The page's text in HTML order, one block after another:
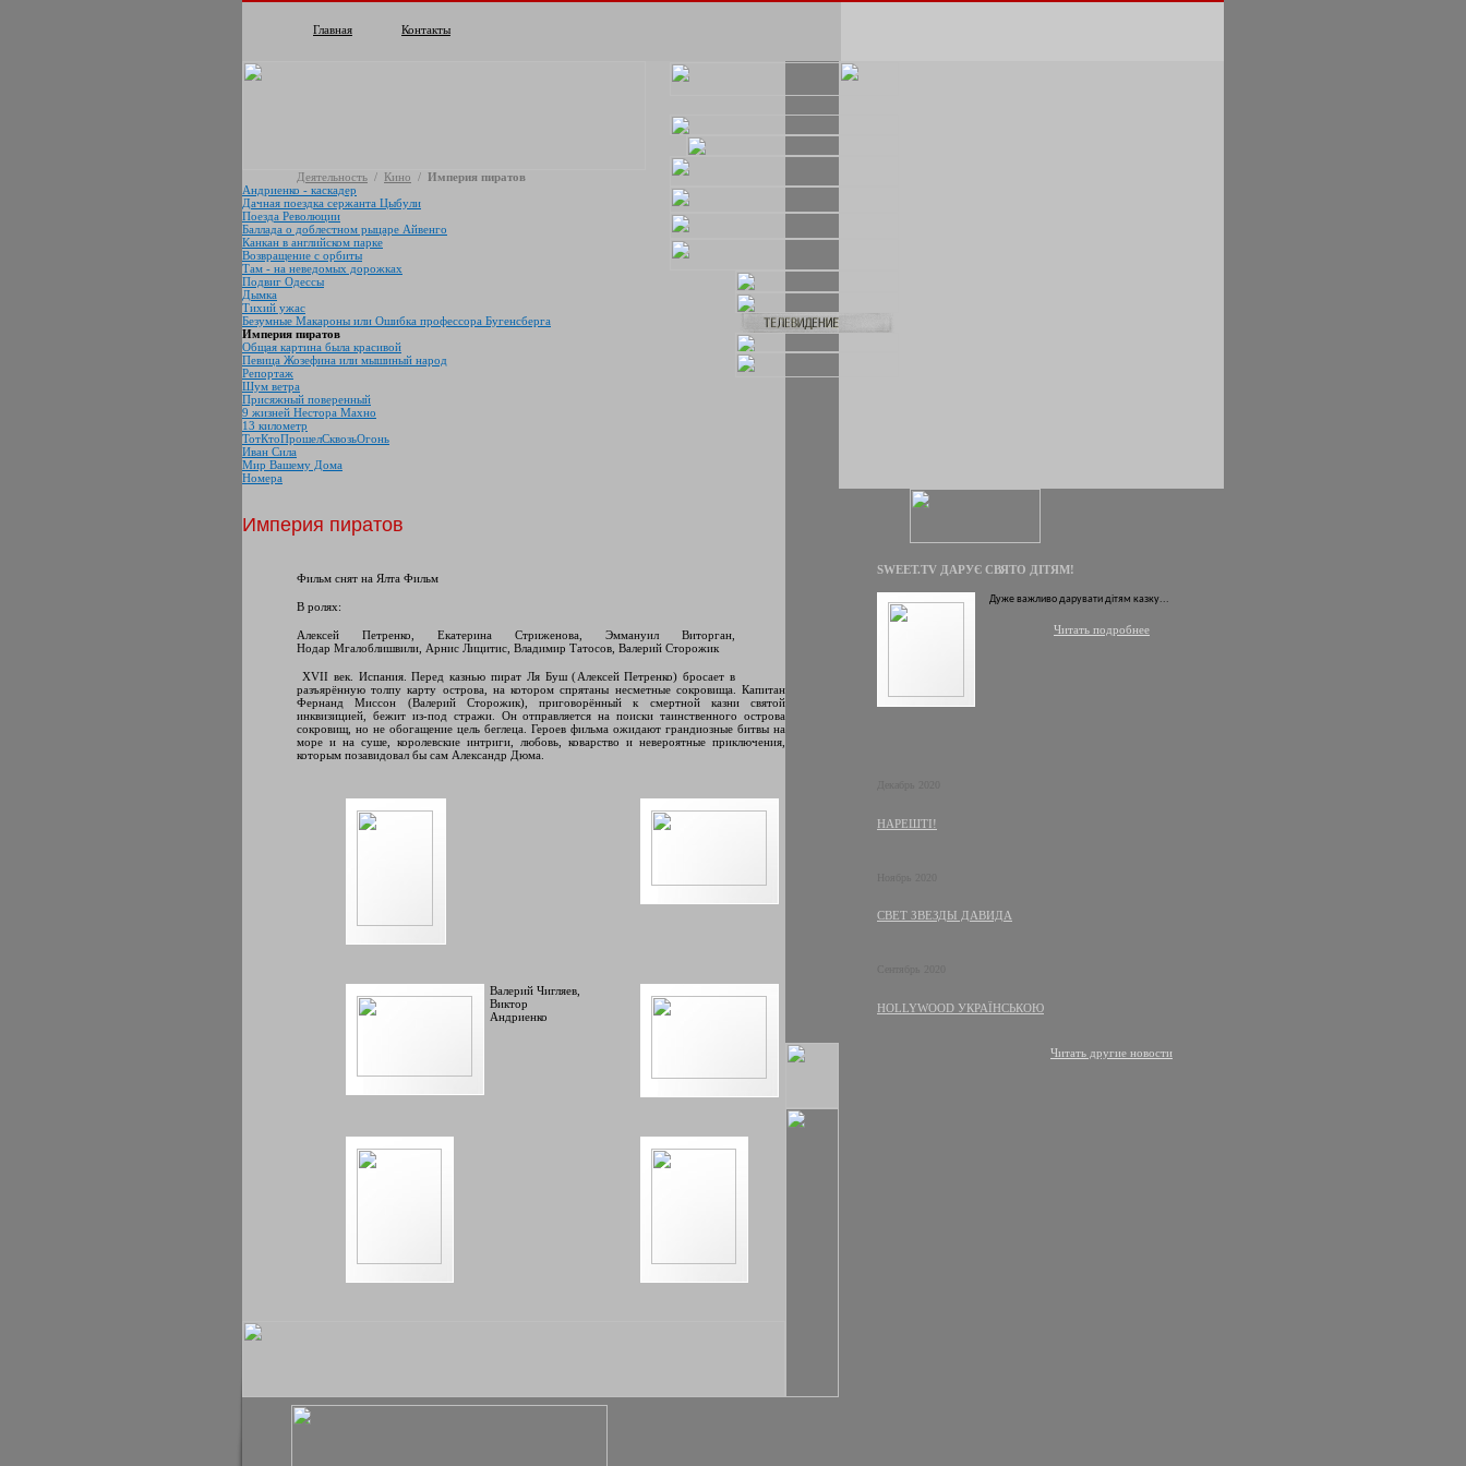
Главная Контакты
Деятельность / Кино / Империя пиратов
Андриенко - каскадер
Дачная поездка сержанта Цыбули
Поезда Революции
Баллада о доблестном рыцаре Айвенго
Канкан в английском парке
Возвращение с орбиты
Там - на неведомых дорожках
Подвиг Одессы
Дымка
Тихий ужас
Безумные Макароны или Ошибка профессора Бугенсберга
Империя пиратов
Общая картина была красивой
Певица Жозефина или мышиный народ
Репортаж
Шум ветра
Присяжный поверенный
9 жизней Нестора Махно
13 километр
ТотКтоПрошелСквозьОгонь
Иван Сила
Мир Вашему Дома
Номера
Империя пиратов
Фильм снят на Ялта Фильм
В ролях:
Алексей Петренко, Екатерина Стриженова, Эммануил Виторган,
Нодар Мгалоблишвили, Арнис Лицитис, Владимир Татосов, Валерий Сторожик
XVII век. Испания. Перед казнью пират Ля Буш (Алексей Петренко) бросает в
разъярённую толпу карту острова, на котором спрятаны несметные сокровища. Капитан
Фернанд Миссон (Валерий Сторожик), приговорённый к смертной казни святой
инквизицией, бежит из-под стражи. Он отправляется на поиски таинственного острова
сокровищ, но не обогащение цель беглеца. Героев фильма ожидают грандиозные битвы на
море и на суше, королевские интриги, любовь, коварство и невероятные приключения,
которым позавидовал бы сам Александр Дюма.
Валерий Чигляев,
Виктор
Андриенко
SWEET.TV ДАРУЄ СВЯТО ДІТЯМ!
Дуже важливо дарувати дітям казку...
Читать подробнее
НАРЕШТІ!
СВЕТ ЗВЕЗДЫ ДАВИДА
HOLLYWOOD УКРАЇНСЬКОЮ
Читать другие новости